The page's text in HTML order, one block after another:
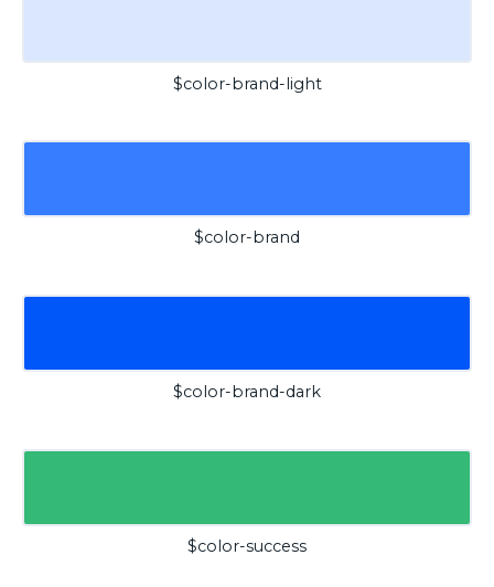
$color-brand-light
$color-brand
$color-brand-dark
$color-success